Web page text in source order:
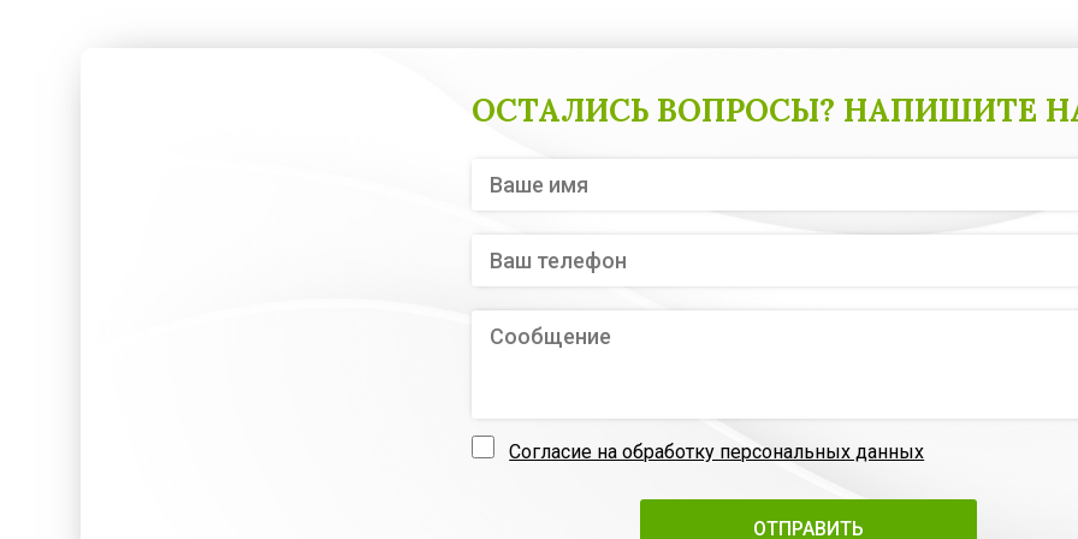
ОСТАЛИСЬ ВОПРОСЫ? НАПИШИТЕ
Согласие на обработку персональных данных